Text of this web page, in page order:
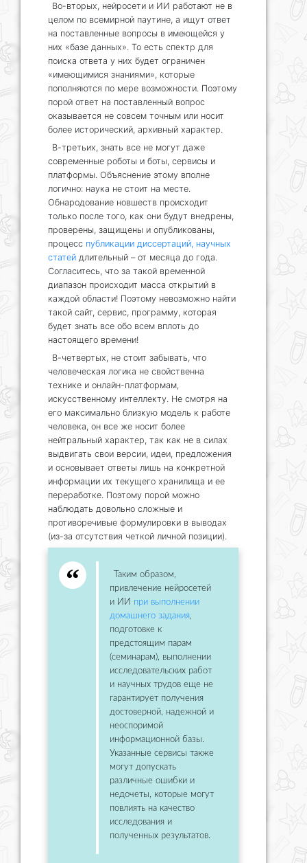
Во-вторых, нейросети и ИИ работают не в
целом по всемирной паутине, а ищут ответ
на поставленные вопросы в имеющейся у
них «базе данных». То есть спектр для
поиска ответа у них будет ограничен
«имеющимися знаниями», которые
пополняются по мере возможности. Поэтому
порой ответ на поставленный вопрос
оказывается не совсем точным или носит
более исторический, архивный характер.
В-третьих, знать все не могут даже
современные роботы и боты, сервисы и
платформы. Объяснение этому вполне
логично: наука не стоит на месте.
Обнародование новшеств происходит
только после того, как они будут внедрены,
проверены, защищены и опубликованы,
процесс публикации диссертаций, научных
статей длительный – от месяца до года.
Согласитесь, что за такой временной
диапазон происходит масса открытий в
каждой области! Поэтому невозможно найти
такой сайт, сервис, программу, которая
будет знать все обо всем вплоть до
настоящего времени!
В-четвертых, не стоит забывать, что
человеческая логика не свойственна
технике и онлайн-платформам,
искусственному интеллекту. Не смотря на
его максимально близкую модель к работе
человека, он все же носит более
нейтральный характер, так как не в силах
выдвигать свои версии, идеи, предложения
и основывает ответы лишь на конкретной
информации их текущего хранилища и ее
переработке. Поэтому порой можно
наблюдать довольно сложные и
противоречивые формулировки в выводах
(из-за отсутствия четкой личной позиции).
Таким образом,
привлечение нейросетей
и ИИ при выполнении
домашнего задания,
подготовке к
предстоящим парам
(семинарам), выполнении
исследовательских работ
и научных трудов еще не
гарантирует получения
достоверной, надежной и
неоспоримой
информационной базы.
Указанные сервисы также
могут допускать
различные ошибки и
недочеты, которые могут
повлиять на качество
исследования и
полученных результатов.